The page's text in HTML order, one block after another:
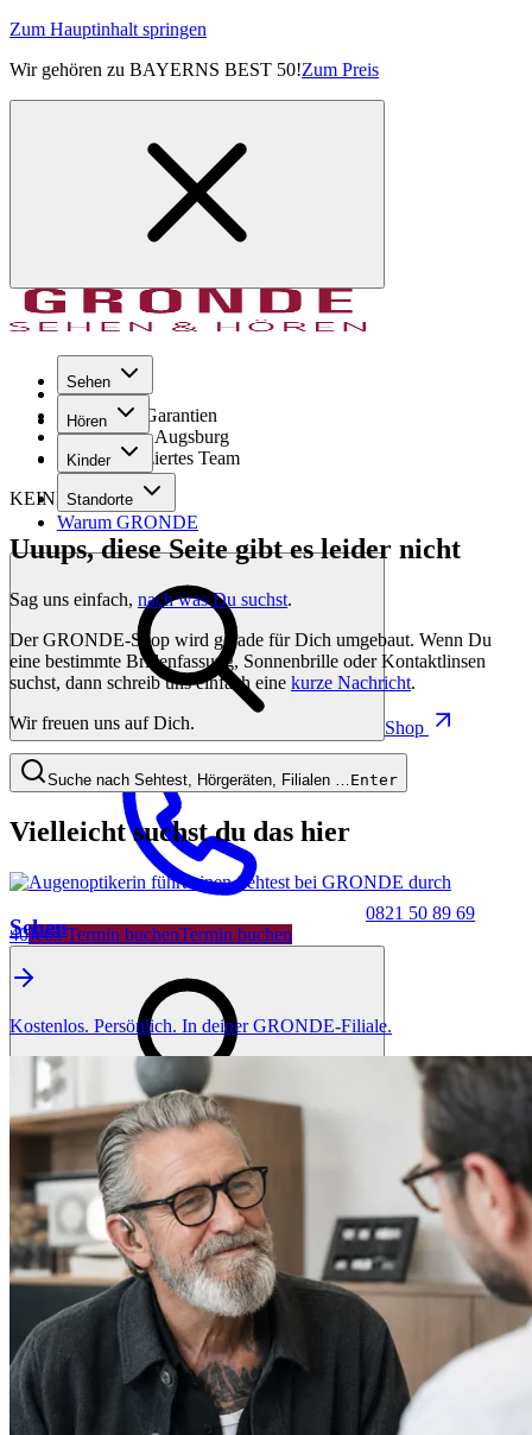
Zum Hauptinhalt springen
Wir gehören zu BAYERNS BEST 50!Zum Preis
Sehen
Hören
Kinder
Standorte
Warum GRONDE
Shop
0821 50 89 69
40Jetzt Termin buchenTermin buchen
Seit 1971
GRONDE Garantien
8× im Raum Augsburg
Hochqualifiziertes Team
KEINE SORGE!
Uuups, diese Seite gibt es leider nicht
Sag uns einfach, nach was Du suchst.
Der GRONDE-Shop wird gerade für Dich umgebaut. Wenn Du
eine bestimmte Brillenfassung, Sonnenbrille oder Kontaktlinsen
suchst, dann schreib uns einfach eine kurze Nachricht.
Wir freuen uns auf Dich.
Suche nach Sehtest, Hörgeräten, Filialen … Enter
Vielleicht suchst du das hier
Sehen
Kostenlos. Persönlich. In deiner GRONDE-Filiale.